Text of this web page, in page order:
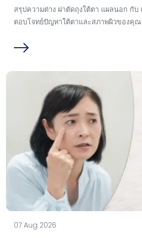
สรุปความต่าง ผ่าตัดถุงใต้ตา แผลนอก กั
ตอบโจทย์ปัญหาใต้ตาและสภาพผิวของคุ
07 Aug 2026